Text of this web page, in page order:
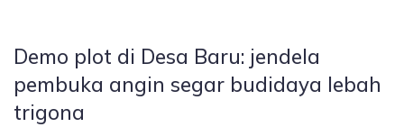
Demo plot di Desa Baru: jendela
pembuka angin segar budidaya lebah
trigona